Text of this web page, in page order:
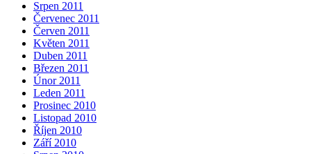
Srpen 2011
Červenec 2011
Červen 2011
Květen 2011
Duben 2011
Březen 2011
Únor 2011
Leden 2011
Prosinec 2010
Listopad 2010
Říjen 2010
Září 2010